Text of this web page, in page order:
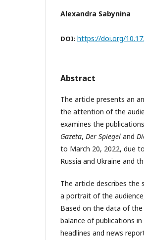
Alexandra Sabynina
DOI: https://doi.org/
Abstract
The article presents an
the attention of the
examines the
Gazeta, Der Spiegel and
to March 20, 2022, due
Russia and Ukraine and
The article describes the
a portrait of the
Based on the data of the
balance of publications
headlines and news